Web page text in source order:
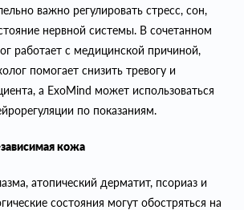
важно регулировать стресс, сон,
нервной системы. В сочетанном
работает с медицинской причиной,
помогает снизить тревогу и
а ExoMind может использоваться
по показаниям.
кожа
атопический дерматит, псориаз и
состояния могут обостряться на